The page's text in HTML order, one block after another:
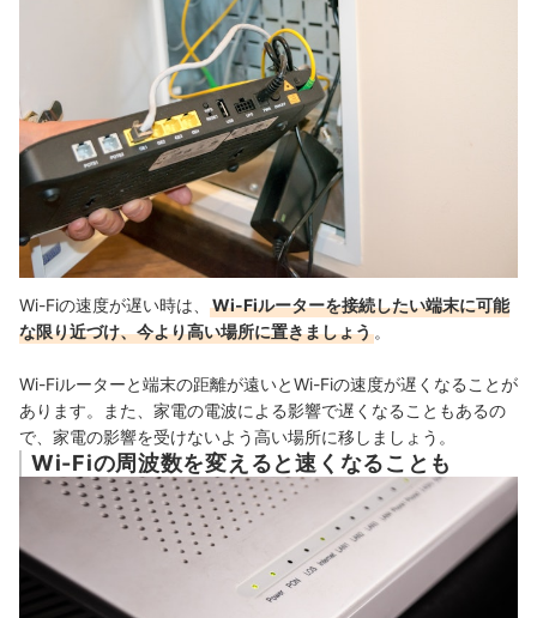
Wi-Fiの速度が遅い時は、
Wi-Fiルーターを接続したい端末に可能
な限り近づけ、今より高い場所に置きましょう。
Wi-Fiルーターと端末の距離が遠いとWi-Fiの速度が遅くなることが
あります。また、家電の電波による影響で遅くなることもあるの
で、家電の影響を受けないよう高い場所に移しましょう。
Wi-Fiの周波数を変えると速くなることも